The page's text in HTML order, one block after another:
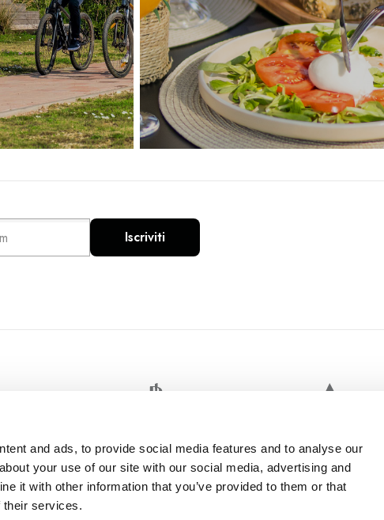
and ads, to provide social media features and to analyse our
your use of our site with our social media, advertising and
it with other information that you’ve provided to them or that
their services.
Iscriviti